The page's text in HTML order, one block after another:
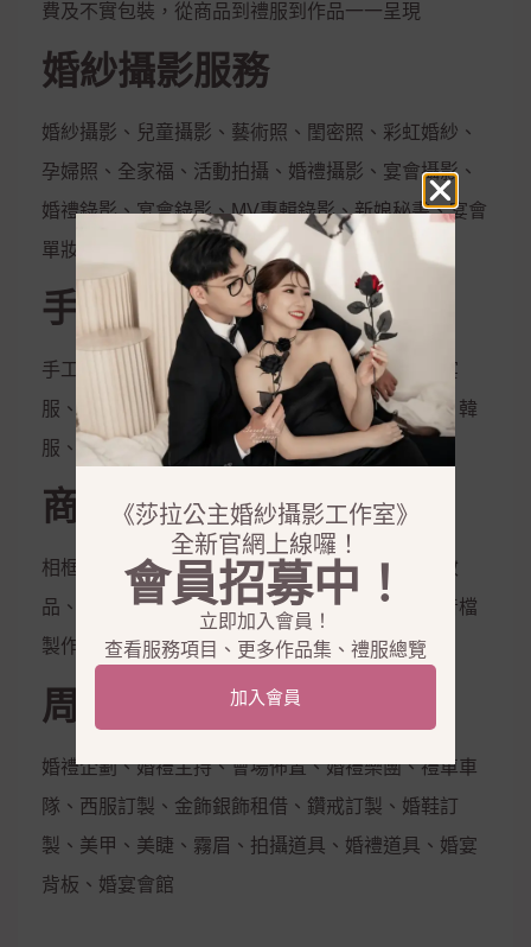
費及不實包裝，從商品到禮服到作品一一呈現
婚紗攝影服務
婚紗攝影、兒童攝影、藝術照、閨密照、彩虹婚紗、
孕婦照、全家福、活動拍攝、婚禮攝影、宴會攝影、
婚禮錄影、宴會錄影、MV專輯錄影、新娘秘書、宴會
單妝
手工禮服出租
手工白紗、手工晚禮服、紳士西服、媽媽服、晚宴
服、伴娘服、孕婦禮服、秀和服、龍鳳掛、唐服、韓
服、花童服
商品銷售
相框、相本、雜誌本、喜帖、定妝液、控油保濕妝
品、隱形內衣、新娘捧花、拍照鮮花束，電子影音檔
製作
周邊合作
婚禮企劃、婚禮主持、會場佈置、婚禮樂團、禮車車
隊、西服訂製、金飾銀飾租借、鑽戒訂製、婚鞋訂
製、美甲、美睫、霧眉、拍攝道具、婚禮道具、婚宴
背板、婚宴會館
《莎拉公主婚紗攝影工作室》
全新官網上線囉！
會員招募中！
立即加入會員！
查看服務項目、更多作品集、禮服總覽
加入會員